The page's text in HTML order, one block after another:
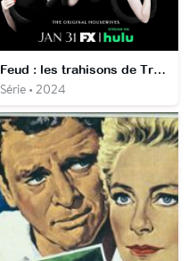
Feud : les trahisons de Truman Capote
Série • 2024